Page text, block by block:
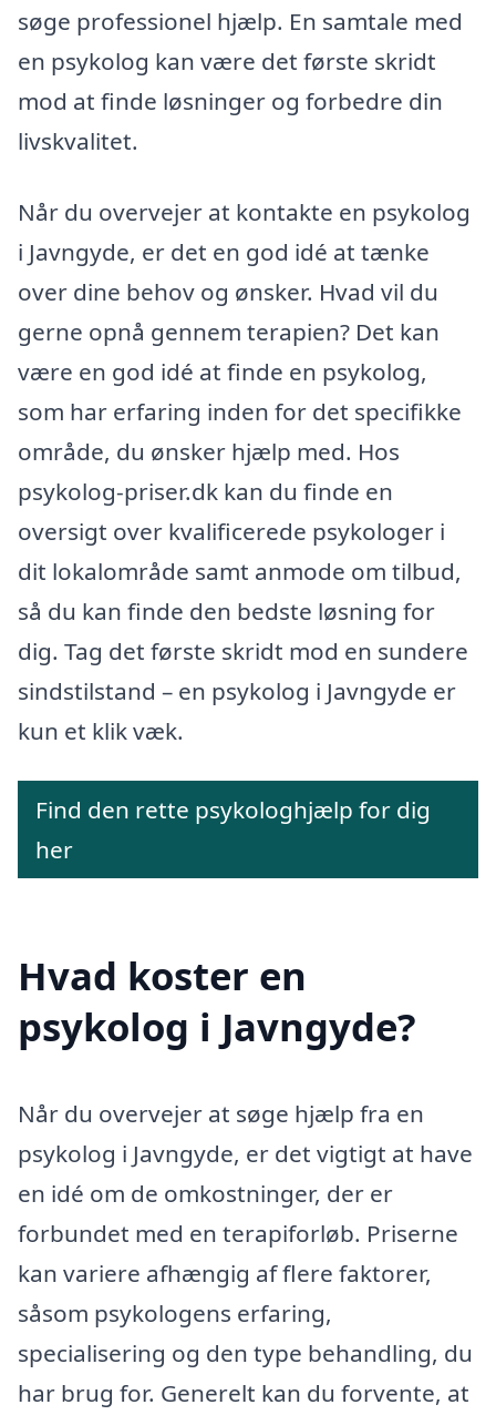
søge professionel hjælp. En samtale med
en psykolog kan være det første skridt
mod at finde løsninger og forbedre din
livskvalitet.
Når du overvejer at kontakte en psykolog
i Javngyde, er det en god idé at tænke
over dine behov og ønsker. Hvad vil du
gerne opnå gennem terapien? Det kan
være en god idé at finde en psykolog,
som har erfaring inden for det specifikke
område, du ønsker hjælp med. Hos
psykolog-priser.dk kan du finde en
oversigt over kvalificerede psykologer i
dit lokalområde samt anmode om tilbud,
så du kan finde den bedste løsning for
dig. Tag det første skridt mod en sundere
sindstilstand – en psykolog i Javngyde er
kun et klik væk.
Find den rette psykologhjælp for dig
her
Hvad koster en
psykolog i Javngyde?
Når du overvejer at søge hjælp fra en
psykolog i Javngyde, er det vigtigt at have
en idé om de omkostninger, der er
forbundet med en terapiforløb. Priserne
kan variere afhængig af flere faktorer,
såsom psykologens erfaring,
specialisering og den type behandling, du
har brug for. Generelt kan du forvente, at